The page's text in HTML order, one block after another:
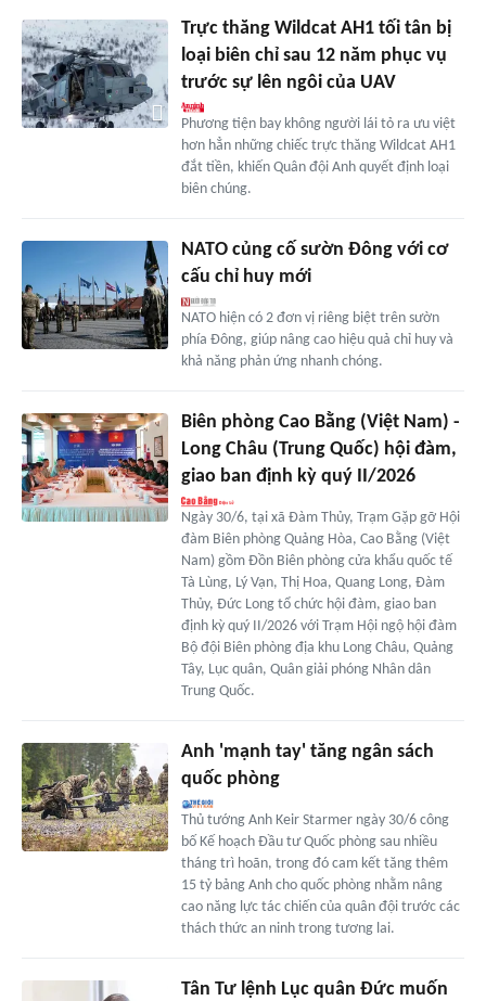
Trực thăng Wildcat AH1 tối tân bị
loại biên chỉ sau 12 năm phục vụ
trước sự lên ngôi của UAV
Phương tiện bay không người lái tỏ ra ưu việt
hơn hẳn những chiếc trực thăng Wildcat AH1
đắt tiền, khiến Quân đội Anh quyết định loại
biên chúng.
NATO củng cố sườn Đông với cơ
cấu chỉ huy mới
NATO hiện có 2 đơn vị riêng biệt trên sườn
phía Đông, giúp nâng cao hiệu quả chỉ huy và
khả năng phản ứng nhanh chóng.
Biên phòng Cao Bằng (Việt Nam) -
Long Châu (Trung Quốc) hội đàm,
giao ban định kỳ quý II/2026
Ngày 30/6, tại xã Đàm Thủy, Trạm Gặp gỡ Hội
đàm Biên phòng Quảng Hòa, Cao Bằng (Việt
Nam) gồm Đồn Biên phòng cửa khẩu quốc tế
Tà Lùng, Lý Vạn, Thị Hoa, Quang Long, Đàm
Thủy, Đức Long tổ chức hội đàm, giao ban
định kỳ quý II/2026 với Trạm Hội ngộ hội đàm
Bộ đội Biên phòng địa khu Long Châu, Quảng
Tây, Lục quân, Quân giải phóng Nhân dân
Trung Quốc.
Anh 'mạnh tay' tăng ngân sách
quốc phòng
Thủ tướng Anh Keir Starmer ngày 30/6 công
bố Kế hoạch Đầu tư Quốc phòng sau nhiều
tháng trì hoãn, trong đó cam kết tăng thêm
15 tỷ bảng Anh cho quốc phòng nhằm nâng
cao năng lực tác chiến của quân đội trước các
thách thức an ninh trong tương lai.
Tân Tư lệnh Lục quân Đức muốn